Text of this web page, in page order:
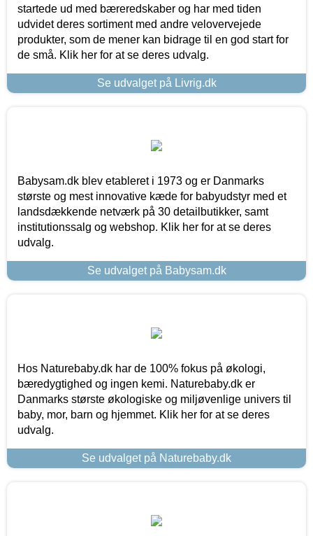
startede ud med bæreredskaber og har med tiden
udvidet deres sortiment med andre velovervejede
produkter, som de mener kan bidrage til en god start for
de små. Klik her for at se deres udvalg.
Se udvalget på Livrig.dk
Babysam.dk blev etableret i 1973 og er Danmarks
største og mest innovative kæde for babyudstyr med et
landsdækkende netværk på 30 detailbutikker, samt
institutionssalg og webshop. Klik her for at se deres
udvalg.
Se udvalget på Babysam.dk
Hos Naturebaby.dk har de 100% fokus på økologi,
bæredygtighed og ingen kemi. Naturebaby.dk er
Danmarks største økologiske og miljøvenlige univers til
baby, mor, barn og hjemmet. Klik her for at se deres
udvalg.
Se udvalget på Naturebaby.dk